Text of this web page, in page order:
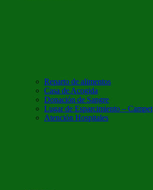
Reparto de alimentos
Casa de Acogida
Donación de Sangre
Lugar de Esparcimiento – Campet
Atención Hospitales